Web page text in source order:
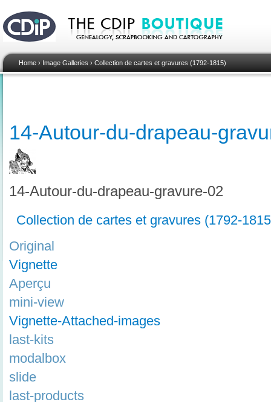
Home › Image Galleries › Collection de cartes et gravures (1792-1815)
14-Autour-du-drapeau-
14-Autour-du-drapeau-gravure-02
Collection de cartes et gravures (1792-
Original
Vignette
Aperçu
mini-view
Vignette-Attached-images
last-kits
modalbox
slide
last-products